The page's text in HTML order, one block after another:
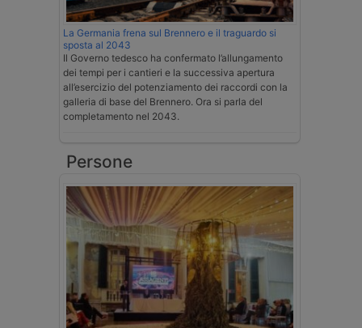
La Germania frena sul Brennero e il traguardo si
sposta al 2043
Il Governo tedesco ha confermato l’allungamento
dei tempi per i cantieri e la successiva apertura
all’esercizio del potenziamento dei raccordi con la
galleria di base del Brennero. Ora si parla del
completamento nel 2043.
Persone